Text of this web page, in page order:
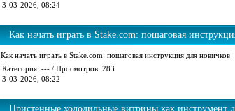
3-03-2026, 08:24
Как начать играть в Stake.com: пошаговая
Как начать играть в Stake.com: пошаговая инструкция для новичков
Категория: --- / Просмотров: 283
3-03-2026, 08:22
Пристенные холодильные витрины как инструмент